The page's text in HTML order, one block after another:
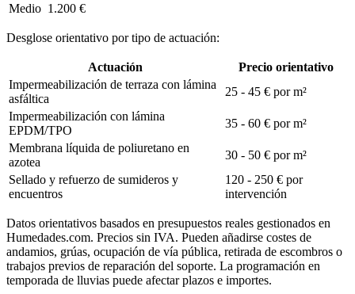
Medio 1.200 €
Desglose orientativo por tipo de actuación:
Actuación
Precio orientativo
Impermeabilización de terraza con lámina
asfáltica
25 - 45 € por m²
Impermeabilización con lámina
EPDM/TPO
35 - 60 € por m²
Membrana líquida de poliuretano en
azotea
30 - 50 € por m²
Sellado y refuerzo de sumideros y
encuentros
120 - 250 € por
intervención
Datos orientativos basados en presupuestos reales gestionados en
Humedades.com. Precios sin IVA. Pueden añadirse costes de
andamios, grúas, ocupación de vía pública, retirada de escombros o
trabajos previos de reparación del soporte. La programación en
temporada de lluvias puede afectar plazos e importes.